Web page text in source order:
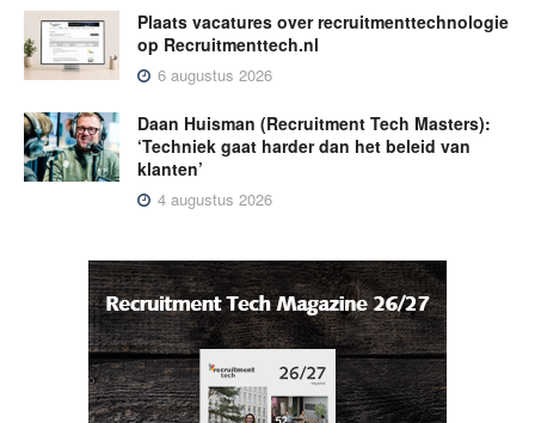
Plaats vacatures over recruitmenttechnologie
op Recruitmenttech.nl
6 augustus 2026
Daan Huisman (Recruitment Tech Masters):
‘Techniek gaat harder dan het beleid van
klanten’
4 augustus 2026